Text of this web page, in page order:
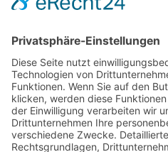
Gesundheit
Die Abnehmspritze und ihre
Mit Ozempic mühelos zum